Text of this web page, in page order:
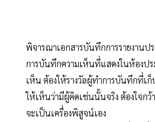
พิจารณาเอกสารบันทึกการรายงาน
การบันทึกความเห็นที่แสดงในห้องป
เห็น ต้องให้รางวัลผู้ทำการบันทึกที่เ
ให้เห็นว่ามีผู้คิดเช่นนั้นจริง ต้องใจก
จะเป็นเครื่องพิสูจน์เอง